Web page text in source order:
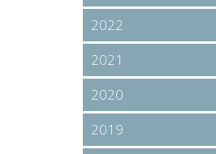
2022
2021
2020
2019